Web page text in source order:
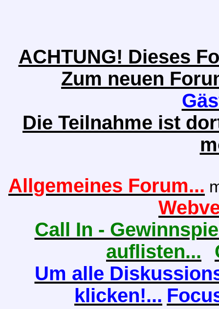
ACHTUNG! Dieses
Zum neuen
Die Teilnahme ist
Allgemeines Forum...
Call In -
auflisten...
Um alle
klicken!...